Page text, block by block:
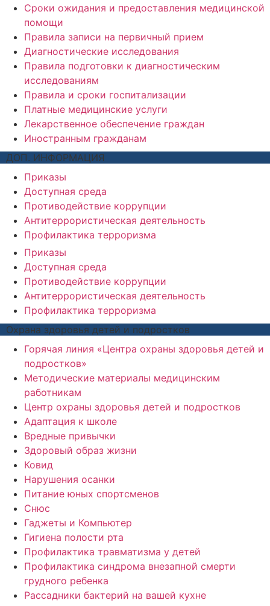
Сроки ожидания и предоставления медицинской
помощи
Правила записи на первичный прием
Диагностические исследования
Правила подготовки к диагностическим
исследованиям
Правила и сроки госпитализации
Платные медицинские услуги
Лекарственное обеспечение граждан
Иностранным гражданам
ДОП. ИНФОРМАЦИЯ
Приказы
Доступная среда
Противодействие коррупции
Антитеррористическая деятельность
Профилактика терроризма
Приказы
Доступная среда
Противодействие коррупции
Антитеррористическая деятельность
Профилактика терроризма
Охрана здоровья детей и подростков
Горячая линия «Центра охраны здоровья детей и
подростков»
Методические материалы медицинским
работникам
Центр охраны здоровья детей и подростков
Адаптация к школе
Вредные привычки
Здоровый образ жизни
Ковид
Нарушения осанки
Питание юных спортсменов
Снюс
Гаджеты и Компьютер
Гигиена полости рта
Профилактика травматизма у детей
Профилактика синдрома внезапной смерти
грудного ребенка
Рассадники бактерий на вашей кухне